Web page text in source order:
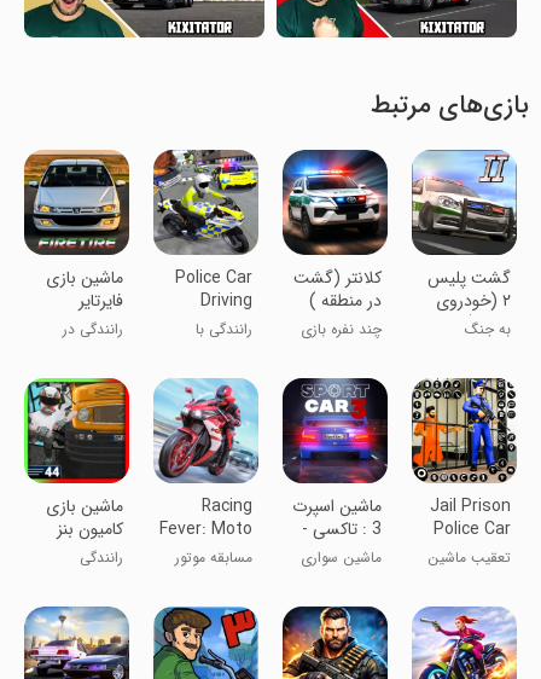
بازی‌های مرتبط
‏‏‏‏گشت پلیس
٢ (خودروی
پلیس)
به جنگ
‏‏‏‏‏کلانتر (گشت
در منطقه )
چند نفره بازی
Police Car
Driving
Motorbike
رانندگی با
پلیس
‏‏‏‏‏‏‏‏‏‏‏‏‏ماشین بازی
‏‏‏‏‏‏‏فایرتایر
رانندگی در
Jail Prison
Police Car
Chase
تعقیب ماشین
‏‏‏‏‏ماشین اسپرت
3 : تاکسی -
پلیس
ماشین سواری
Racing
Fever: Moto
مسابقه موتور
‏ماشین بازی
کامیون بنز
مایلر
رانندگی